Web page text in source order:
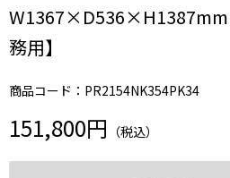
W1367×D536×H1387mm
務用】
商品コード：PR2154NK354PK34
151,800円 （税込）